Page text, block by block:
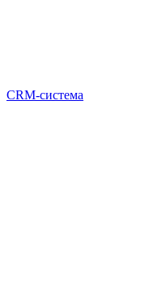
CRM-система